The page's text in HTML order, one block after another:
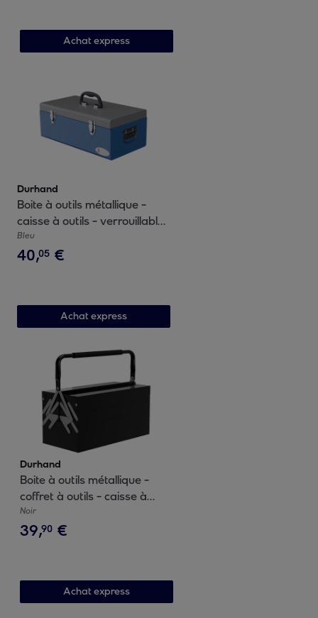
Achat express
Durhand
Boite à outils métallique -
caisse à outils - verrouillable
- tapis EVA poignées tôle
acier gris bleu
Bleu
40,05 €
Achat express
Durhand
Boite à outils métallique -
coffret à outils - caisse à
outils 3 niveaux 5 plateaux
rétractables - tôle acier noir
Noir
39,90 €
Achat express